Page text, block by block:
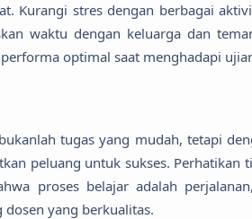
Kurangi stres dengan berbagai
waktu dengan keluarga dan
optimal saat menghadapi
bukanlah tugas yang mudah, tetapi
peluang untuk sukses.
proses belajar adalah
dosen yang berkualitas.